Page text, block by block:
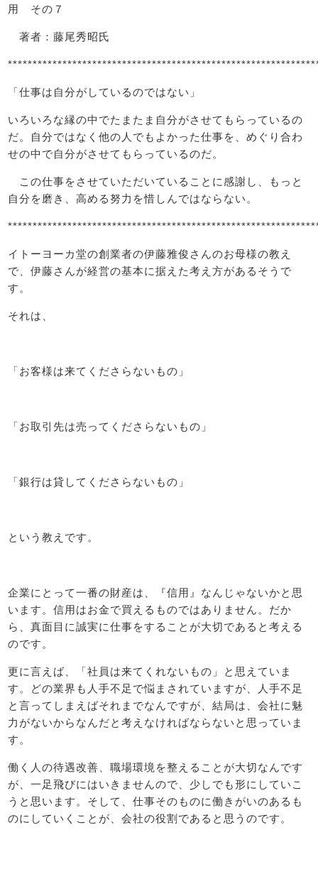
用 その７
著者：藤尾秀昭氏
「仕事は自分がしているのではない」
いろいろな縁の中でたまたま自分がさせてもらっているの
だ。自分ではなく他の人でもよかった仕事を、めぐり合わ
せの中で自分がさせてもらっているのだ。
この仕事をさせていただいていることに感謝し、もっと
自分を磨き、高める努力を惜しんではならない。
イトーヨーカ堂の創業者の伊藤雅俊さんのお母様の教え
で、伊藤さんが経営の基本に据えた考え方があるそうで
す。
それは、
「お客様は来てくださらないもの」
「お取引先は売ってくださらないもの」
「銀行は貸してくださらないもの」
という教えです。
企業にとって一番の財産は、『信用』なんじゃないかと思
います。信用はお金で買えるものではありません。だか
ら、真面目に誠実に仕事をすることが大切であると考える
のです。
更に言えば、「社員は来てくれないもの」と思えていま
す。どの業界も人手不足で悩まされていますが、人手不足
と言ってしまえばそれまでなんですが、結局は、会社に魅
力がないからなんだと考えなければならないと思っていま
す。
働く人の待遇改善、職場環境を整えることが大切なんです
が、一足飛びにはいきませんので、少しでも形にしていこ
うと思います。そして、仕事そのものに働きがいのあるも
のにしていくことが、会社の役割であると思うのです。